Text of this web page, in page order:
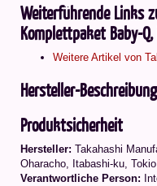
Weiterführende Links
Komplettpaket Baby-
Weitere Artikel von
Hersteller-
Produktsicherheit
Hersteller: Takahashi
Oharacho, Itabashi-ku,
Verantwortliche Person: